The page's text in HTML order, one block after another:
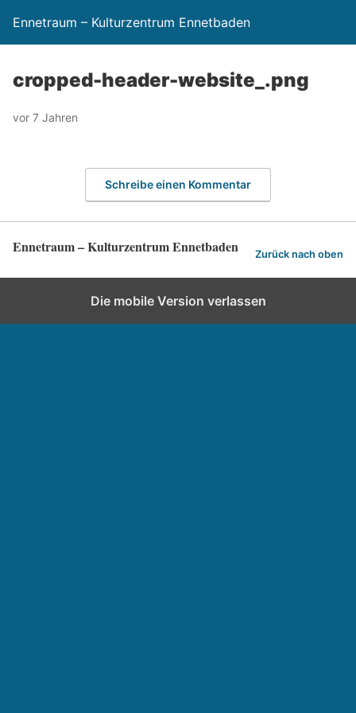
Ennetraum – Kulturzentrum Ennetbaden
cropped-header-website_.png
vor 7 Jahren
Schreibe einen Kommentar
Ennetraum – Kulturzentrum Ennetbaden Zurück nach oben
Die mobile Version verlassen